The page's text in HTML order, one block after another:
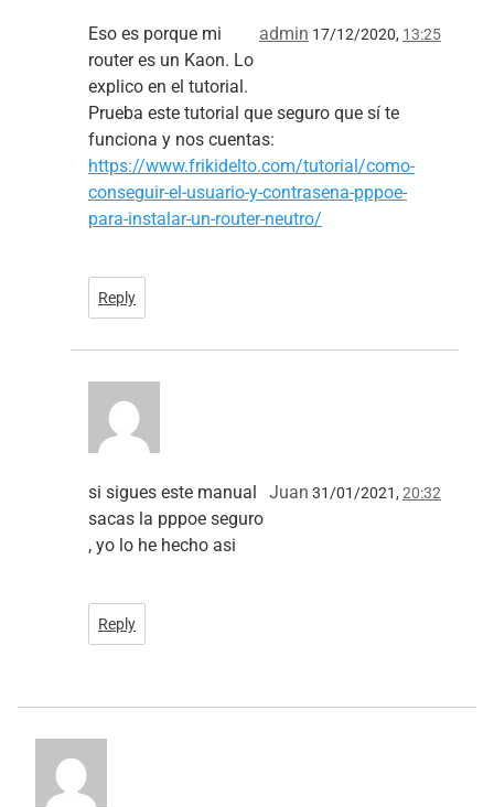
admin 17/12/2020, 13:25
Eso es porque mi
router es un Kaon. Lo
explico en el tutorial.
Prueba este tutorial que seguro que sí te
funciona y nos cuentas:
https://www.frikidelto.com/tutorial/como-
conseguir-el-usuario-y-contrasena-pppoe-
para-instalar-un-router-neutro/
Reply
Juan 31/01/2021, 20:32
si sigues este manual
sacas la pppoe seguro
, yo lo he hecho asi
Reply